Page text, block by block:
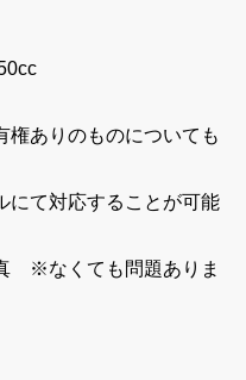
権ありのものについても
にて対応することが可能
※なくても問題ありま